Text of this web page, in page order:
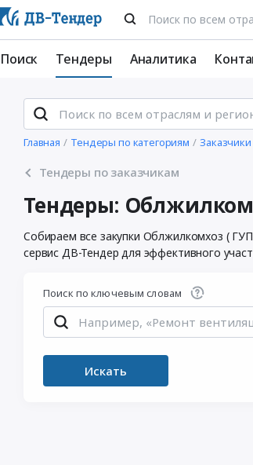
Поиск Тендеры Аналитика
Главная Тендеры по категориям Заказчики
Тендеры по заказчикам
Тендеры:
Собираем все закупки Облжилкомхоз (
сервис ДВ-Тендер для эффективного
Поиск по ключевым словам
Искать